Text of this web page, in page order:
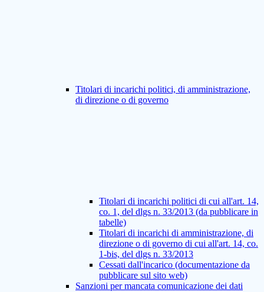
Titolari di incarichi politici, di amministrazione,
di direzione o di governo
Titolari di incarichi politici di cui all'art. 14,
co. 1, del dlgs n. 33/2013 (da pubblicare in
tabelle)
Titolari di incarichi di amministrazione, di
direzione o di governo di cui all'art. 14, co.
1-bis, del dlgs n. 33/2013
Cessati dall'incarico (documentazione da
pubblicare sul sito web)
Sanzioni per mancata comunicazione dei dati